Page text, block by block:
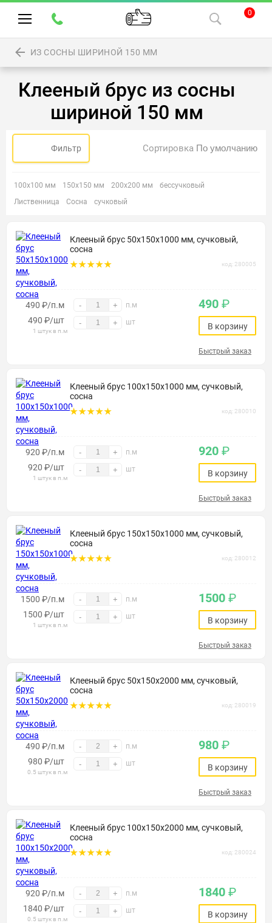
0
ИЗ СОСНЫ ШИРИНОЙ 150 ММ
Клееный брус из сосны
шириной 150 мм
Фильтр Сортировка
100х100 мм 150х150 мм 200х200 мм
бессучковый
Лиственница
Сосна сучковый
Клееный брус 50х150х1000 мм, сучковый,
сосна
код: 280005
490 ₽/п.м - + п.м
490 ₽/шт
1 штук в п.м
- + шт
490 ₽
В корзину
Быстрый заказ
Клееный брус 100х150х1000 мм, сучковый,
сосна
код: 280010
920 ₽/п.м - + п.м
920 ₽/шт
1 штук в п.м
- + шт
920 ₽
В корзину
Быстрый заказ
Клееный брус 150х150х1000 мм, сучковый,
сосна
код: 280012
1500 ₽/п.м - + п.м
1500 ₽/шт
1 штук в п.м
- + шт
1500 ₽
В корзину
Быстрый заказ
Клееный брус 50х150х2000 мм, сучковый,
сосна
код: 280019
490 ₽/п.м - + п.м
980 ₽/шт
0.5 штук в п.м
- + шт
980 ₽
В корзину
Быстрый заказ
Клееный брус 100х150х2000 мм, сучковый,
сосна
код: 280024
920 ₽/п.м - + п.м
1840 ₽/шт
0.5 штук в п.м
- + шт
1840 ₽
В корзину